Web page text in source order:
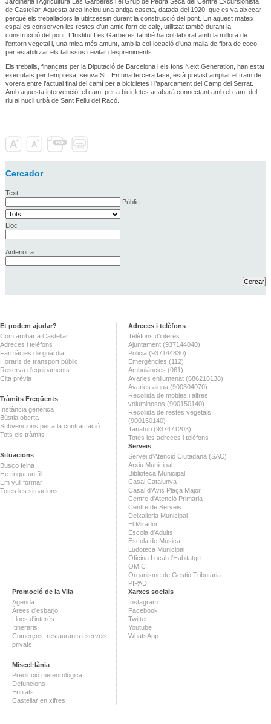
de Castellar. Aquesta àrea inclou una antiga caseta, datada del 1920, que es va aixecar
perquè els treballadors la utilitzessin durant la construcció del pont. En aquest mateix
espai es conserven les restes d’un antic forn de calç, utilitzat també durant la
construcció del pont. L’Institut Les Garberes també ha col·laborat amb la millora de
l’entorn vegetal i, una mica més amunt, amb la col·locació d’una malla de fibra de coco
per estabilitzar els talussos i evitar despreniments.
Els treballs, finançats per la Diputació de Barcelona i els fons Next Generation, han estat
executats per l’empresa Iseova SL. En una tercera fase, està previst ampliar el tram de
vorera entre l’actual final del camí per a bicicletes i l’aparcament del Camp del Serrat.
Amb aquesta intervenció, el camí per a bicicletes acabarà connectant amb el camí del
riu al nucli urbà de Sant Feliu del Racó.
Cercador
Text
Públic
Lloc
Anterior a
Et podem ajudar?
Com arribar a Castellar
Adreces i telèfons
Farmàcies de guàrdia
Horaris de transport públic
Reserva d'equipaments
Cita prèvia
Tràmits Freqüents
Instància genèrica
Bústia oberta
Subvencions per a la contractació
Tots els tràmits
Situacions
Busco feina
He tingut un fill
Em vull formar
Totes les situacions
Adreces i telèfons
Telèfons d'interès
Ajuntament (937144040)
Policia (937144830)
Emergències (112)
Ambulàncies (061)
Avaries enllumenat (686216138)
Avaries aigua (900304070)
Recollida de mobles i altres
voluminosos (900150140)
Recollida de restes vegetals
(900150140)
Tanatori (937471203)
Totes les adreces i telèfons
Serveis
Servei d'Atenció Ciutadana (SAC)
Arxiu Municipal
Biblioteca Municipal
Casal Catalunya
Casal d'Avis Plaça Major
Centre d'Atenció Primària
Centre de Serveis
Deixalleria Municipal
El Mirador
Escola d'Adults
Escola de Música
Ludoteca Municipal
Oficina Local d'Habitatge
OMIC
Organisme de Gestió Tributària
PIPAD
Promoció de la Vila
Agenda
Àrees d'esbarjo
Llocs d'interès
Itineraris
Comerços, restaurants i serveis
privats
Miscel·lània
Predicció meteorològica
Defuncions
Entitats
Castellar en xifres
Xarxes socials
Instagram
Facebook
Twitter
Youtube
WhatsApp